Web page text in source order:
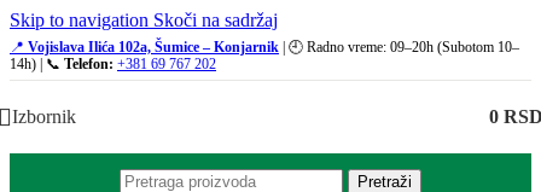
Skip to navigation Skoči na sadržaj
📍 Vojislava Ilića 102a, Šumice – Konjarnik | 🕘 Radno vreme: 09–20h (Subotom 10–
14h) | 📞 Telefon: +381 69 767 202
Izbornik 0
Pretraži